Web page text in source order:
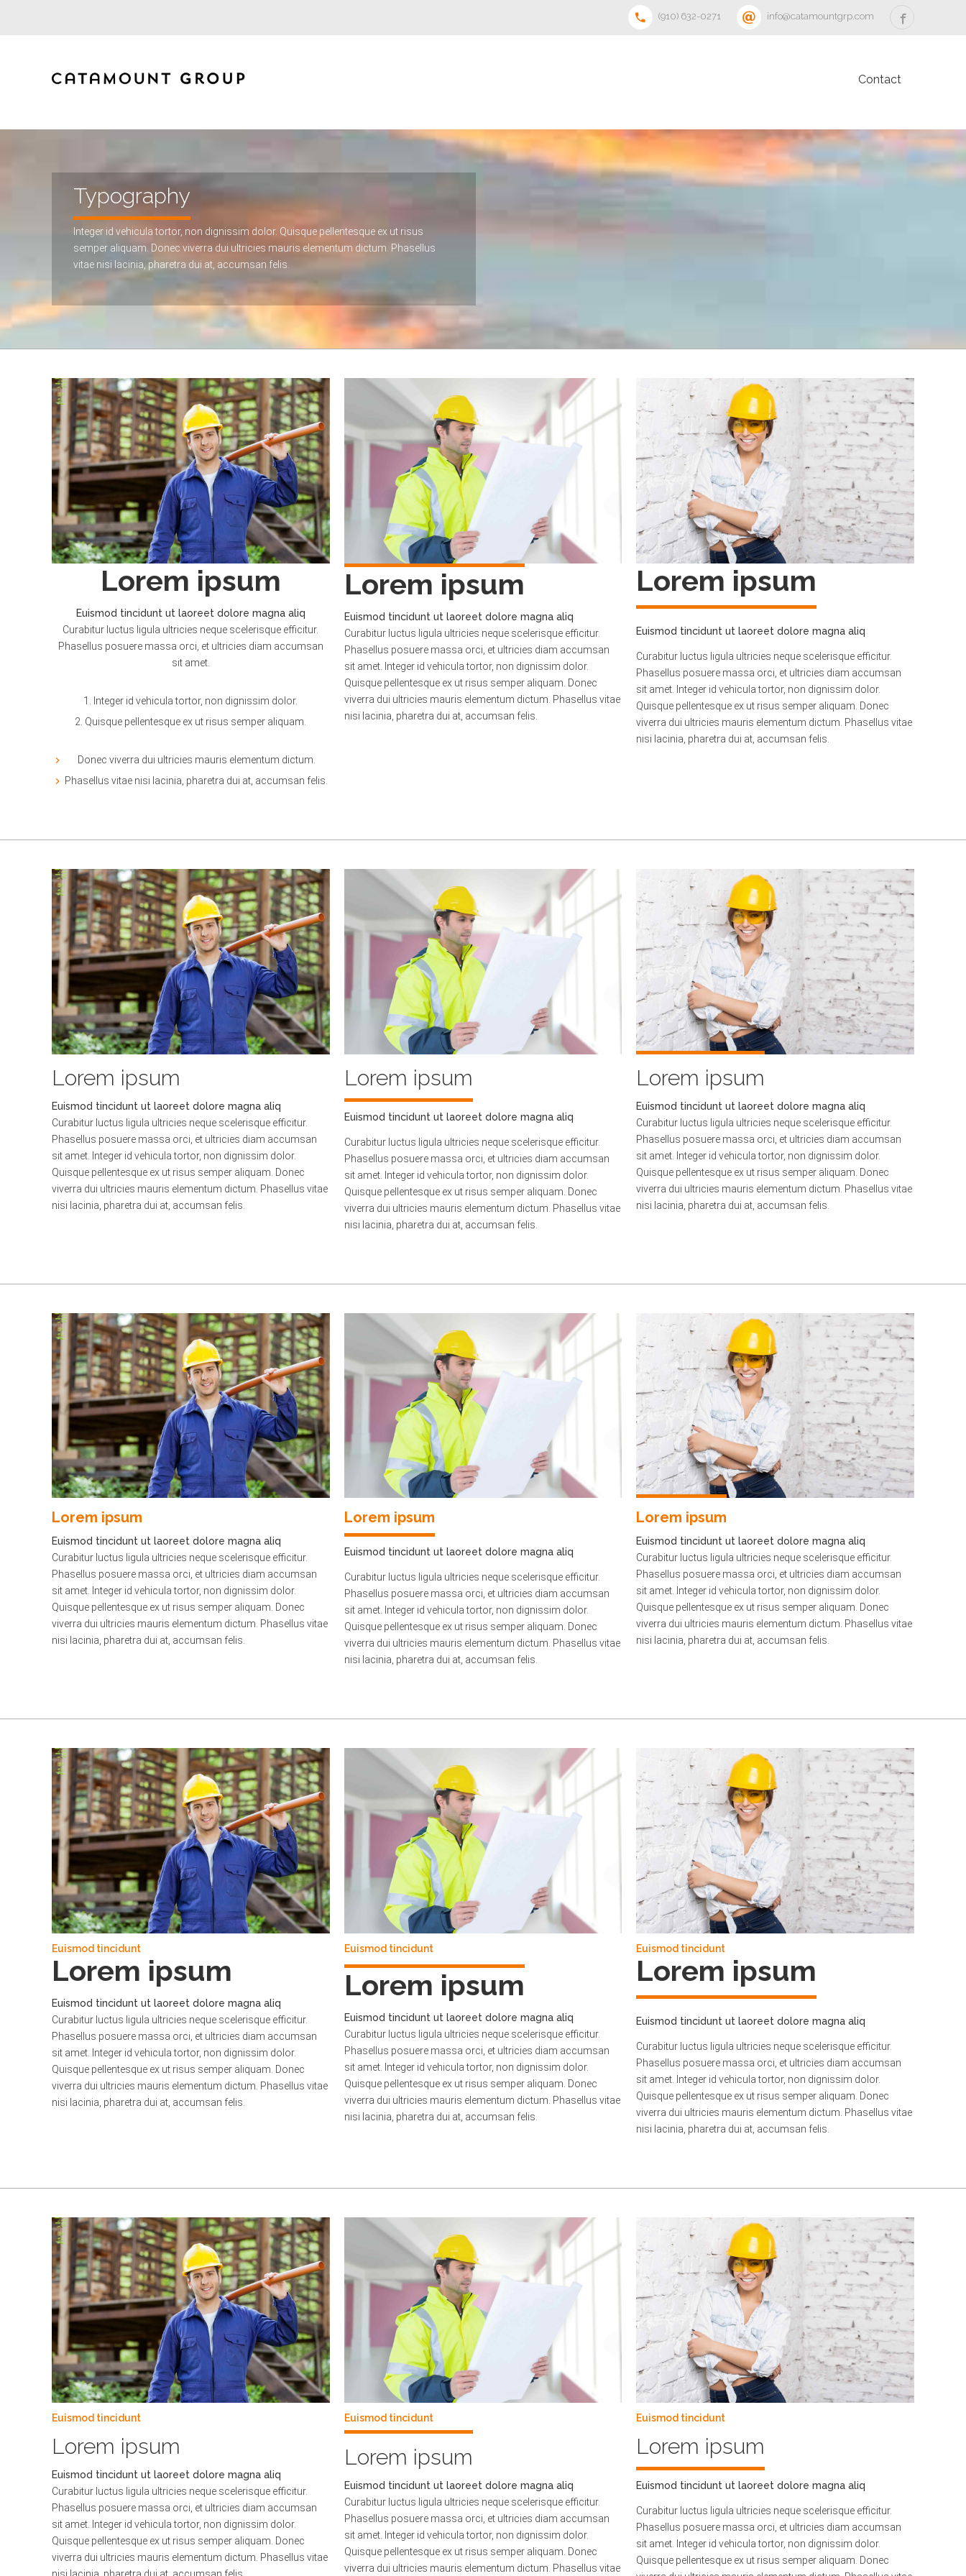
‪(910) 632-0271‬ info@catamountgrp.com
Contact
Typography
Integer id vehicula tortor, non dignissim dolor. Quisque pellentesque ex ut risus
semper aliquam. Donec viverra dui ultricies mauris elementum dictum. Phasellus
vitae nisi lacinia, pharetra dui at, accumsan felis.
Lorem ipsum
Euismod tincidunt ut laoreet dolore magna aliq
Curabitur luctus ligula ultricies neque scelerisque efficitur.
Phasellus posuere massa orci, et ultricies diam accumsan
sit amet.
Integer id vehicula tortor, non dignissim dolor.
Quisque pellentesque ex ut risus semper aliquam.
Donec viverra dui ultricies mauris elementum dictum.
Phasellus vitae nisi lacinia, pharetra dui at, accumsan felis.
Lorem ipsum
Euismod tincidunt ut laoreet dolore magna aliq
Curabitur luctus ligula ultricies neque scelerisque efficitur.
Phasellus posuere massa orci, et ultricies diam accumsan
sit amet. Integer id vehicula tortor, non dignissim dolor.
Quisque pellentesque ex ut risus semper aliquam. Donec
viverra dui ultricies mauris elementum dictum. Phasellus vitae
nisi lacinia, pharetra dui at, accumsan felis.
Lorem ipsum
Euismod tincidunt ut laoreet dolore magna aliq
Curabitur luctus ligula ultricies neque scelerisque efficitur.
Phasellus posuere massa orci, et ultricies diam accumsan
sit amet. Integer id vehicula tortor, non dignissim dolor.
Quisque pellentesque ex ut risus semper aliquam. Donec
viverra dui ultricies mauris elementum dictum. Phasellus vitae
nisi lacinia, pharetra dui at, accumsan felis.
Lorem ipsum
Euismod tincidunt ut laoreet dolore magna aliq
Curabitur luctus ligula ultricies neque scelerisque efficitur.
Phasellus posuere massa orci, et ultricies diam accumsan
sit amet. Integer id vehicula tortor, non dignissim dolor.
Quisque pellentesque ex ut risus semper aliquam. Donec
viverra dui ultricies mauris elementum dictum. Phasellus vitae
nisi lacinia, pharetra dui at, accumsan felis.
Lorem ipsum
Euismod tincidunt ut laoreet dolore magna aliq
Curabitur luctus ligula ultricies neque scelerisque efficitur.
Phasellus posuere massa orci, et ultricies diam accumsan
sit amet. Integer id vehicula tortor, non dignissim dolor.
Quisque pellentesque ex ut risus semper aliquam. Donec
viverra dui ultricies mauris elementum dictum. Phasellus vitae
nisi lacinia, pharetra dui at, accumsan felis.
Lorem ipsum
Euismod tincidunt ut laoreet dolore magna aliq
Curabitur luctus ligula ultricies neque scelerisque efficitur.
Phasellus posuere massa orci, et ultricies diam accumsan
sit amet. Integer id vehicula tortor, non dignissim dolor.
Quisque pellentesque ex ut risus semper aliquam. Donec
viverra dui ultricies mauris elementum dictum. Phasellus vitae
nisi lacinia, pharetra dui at, accumsan felis.
Lorem ipsum
Euismod tincidunt ut laoreet dolore magna aliq
Curabitur luctus ligula ultricies neque scelerisque efficitur.
Phasellus posuere massa orci, et ultricies diam accumsan
sit amet. Integer id vehicula tortor, non dignissim dolor.
Quisque pellentesque ex ut risus semper aliquam. Donec
viverra dui ultricies mauris elementum dictum. Phasellus vitae
nisi lacinia, pharetra dui at, accumsan felis.
Lorem ipsum
Euismod tincidunt ut laoreet dolore magna aliq
Curabitur luctus ligula ultricies neque scelerisque efficitur.
Phasellus posuere massa orci, et ultricies diam accumsan
sit amet. Integer id vehicula tortor, non dignissim dolor.
Quisque pellentesque ex ut risus semper aliquam. Donec
viverra dui ultricies mauris elementum dictum. Phasellus vitae
nisi lacinia, pharetra dui at, accumsan felis.
Lorem ipsum
Euismod tincidunt ut laoreet dolore magna aliq
Curabitur luctus ligula ultricies neque scelerisque efficitur.
Phasellus posuere massa orci, et ultricies diam accumsan
sit amet. Integer id vehicula tortor, non dignissim dolor.
Quisque pellentesque ex ut risus semper aliquam. Donec
viverra dui ultricies mauris elementum dictum. Phasellus vitae
nisi lacinia, pharetra dui at, accumsan felis.
Euismod tincidunt
Lorem ipsum
Euismod tincidunt ut laoreet dolore magna aliq
Curabitur luctus ligula ultricies neque scelerisque efficitur.
Phasellus posuere massa orci, et ultricies diam accumsan
sit amet. Integer id vehicula tortor, non dignissim dolor.
Quisque pellentesque ex ut risus semper aliquam. Donec
viverra dui ultricies mauris elementum dictum. Phasellus vitae
nisi lacinia, pharetra dui at, accumsan felis.
Euismod tincidunt
Lorem ipsum
Euismod tincidunt ut laoreet dolore magna aliq
Curabitur luctus ligula ultricies neque scelerisque efficitur.
Phasellus posuere massa orci, et ultricies diam accumsan
sit amet. Integer id vehicula tortor, non dignissim dolor.
Quisque pellentesque ex ut risus semper aliquam. Donec
viverra dui ultricies mauris elementum dictum. Phasellus vitae
nisi lacinia, pharetra dui at, accumsan felis.
Euismod tincidunt
Lorem ipsum
Euismod tincidunt ut laoreet dolore magna aliq
Curabitur luctus ligula ultricies neque scelerisque efficitur.
Phasellus posuere massa orci, et ultricies diam accumsan
sit amet. Integer id vehicula tortor, non dignissim dolor.
Quisque pellentesque ex ut risus semper aliquam. Donec
viverra dui ultricies mauris elementum dictum. Phasellus vitae
nisi lacinia, pharetra dui at, accumsan felis.
Euismod tincidunt
Lorem ipsum
Euismod tincidunt ut laoreet dolore magna aliq
Curabitur luctus ligula ultricies neque scelerisque efficitur.
Phasellus posuere massa orci, et ultricies diam accumsan
sit amet. Integer id vehicula tortor, non dignissim dolor.
Quisque pellentesque ex ut risus semper aliquam. Donec
viverra dui ultricies mauris elementum dictum. Phasellus vitae
Euismod tincidunt
Lorem ipsum
Euismod tincidunt ut laoreet dolore magna aliq
Curabitur luctus ligula ultricies neque scelerisque efficitur.
Phasellus posuere massa orci, et ultricies diam accumsan
sit amet. Integer id vehicula tortor, non dignissim dolor.
Quisque pellentesque ex ut risus semper aliquam. Donec
viverra dui ultricies mauris elementum dictum. Phasellus vitae
Euismod tincidunt
Lorem ipsum
Euismod tincidunt ut laoreet dolore magna aliq
Curabitur luctus ligula ultricies neque scelerisque efficitur.
Phasellus posuere massa orci, et ultricies diam accumsan
sit amet. Integer id vehicula tortor, non dignissim dolor.
Quisque pellentesque ex ut risus semper aliquam. Donec